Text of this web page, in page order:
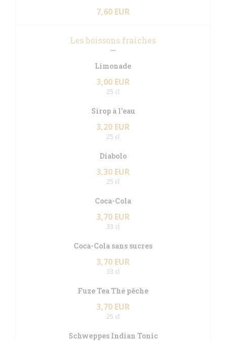
7,60 EUR
Les boissons fraîches
Limonade
3,00 EUR
25 cl
Sirop à l'eau
3,20 EUR
25 cl
Diabolo
3,30 EUR
25 cl
Coca-Cola
3,70 EUR
33 cl
Coca-Cola sans sucres
3,70 EUR
33 cl
Fuze Tea Thé pêche
3,70 EUR
25 cl
Schweppes Indian Tonic